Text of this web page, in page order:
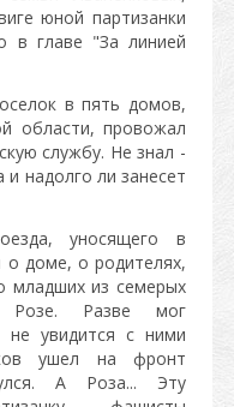
юной партизанки
в главе "За линией
в пять домов,
области, провожал
службу. Не знал -
и надолго ли занесет
уносящего в
о доме, о родителях,
младших из семерых
Разве мог
увидится с ними
ушел на фронт
А Роза... Эту